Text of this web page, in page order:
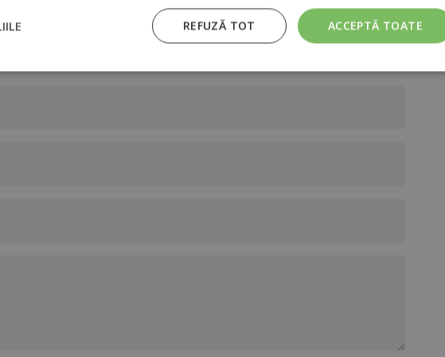
ACCEPTĂ TOATE
REFUZĂ TOT